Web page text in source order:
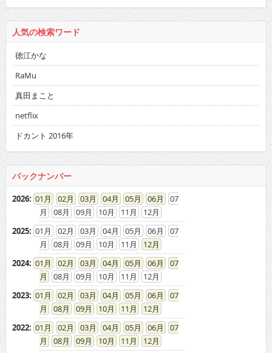
人気の検索ワード
徳江かな
RaMu
真田まこと
netflix
ドカント 2016年
バックナンバー
2026: 01 02 03 04 05 06
07
08
09 10 11
12
2025: 01 02 03 04 05 06
07
08
09 10 11
12
2024: 01 02 03 04 05 06
07
08
09 10 11
12
2023: 01 02 03 04 05 06
07
08
09 10 11
12
2022: 01 02 03 04 05 06
07
08
09 10 11
12